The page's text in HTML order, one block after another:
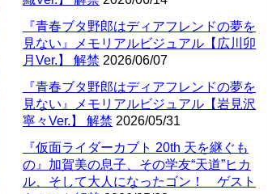
『青春ブタ野郎はディアフレンドの夢を
見ない』メモリアルビジュアル【広川卯
月Ver.】 解禁 2026/06/07
『青春ブタ野郎はディアフレンドの夢を
見ない』メモリアルビジュアル【岩見沢
寧々Ver.】 解禁 2026/05/31
『仮面ライダーカブト 20th 天を継ぐも
の』加賀美の息子、その学友“天道”ヒカ
ル、そして大人になったゴン！ ゲスト